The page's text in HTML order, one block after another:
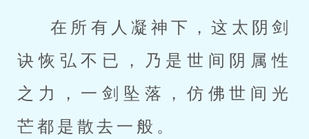
在所有人凝神下，这太阴剑
诀恢弘不已，乃是世间阴属性
之力，一剑坠落，仿佛世间光
芒都是散去一般。